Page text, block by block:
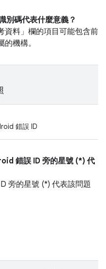
別碼代表什麼意義？
料」 欄的項目可能包含前
機構。
錯誤 ID
錯誤 ID 旁的星號 (*) 代
旁的星號 (*) 代表該問題